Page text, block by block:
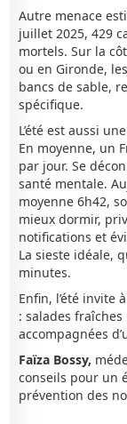
Autre menace
juillet 2025, 429
mortels. Sur la
ou en Gironde,
bancs de sable,
spécifique.
L’été est aussi
En moyenne, un
par jour. Se
santé mentale.
moyenne 6h42,
mieux dormir,
notifications et
La sieste idéale,
minutes.
Enfin, l’été
: salades
accompagnées
Faïza Bossy,
conseils pour un
prévention des